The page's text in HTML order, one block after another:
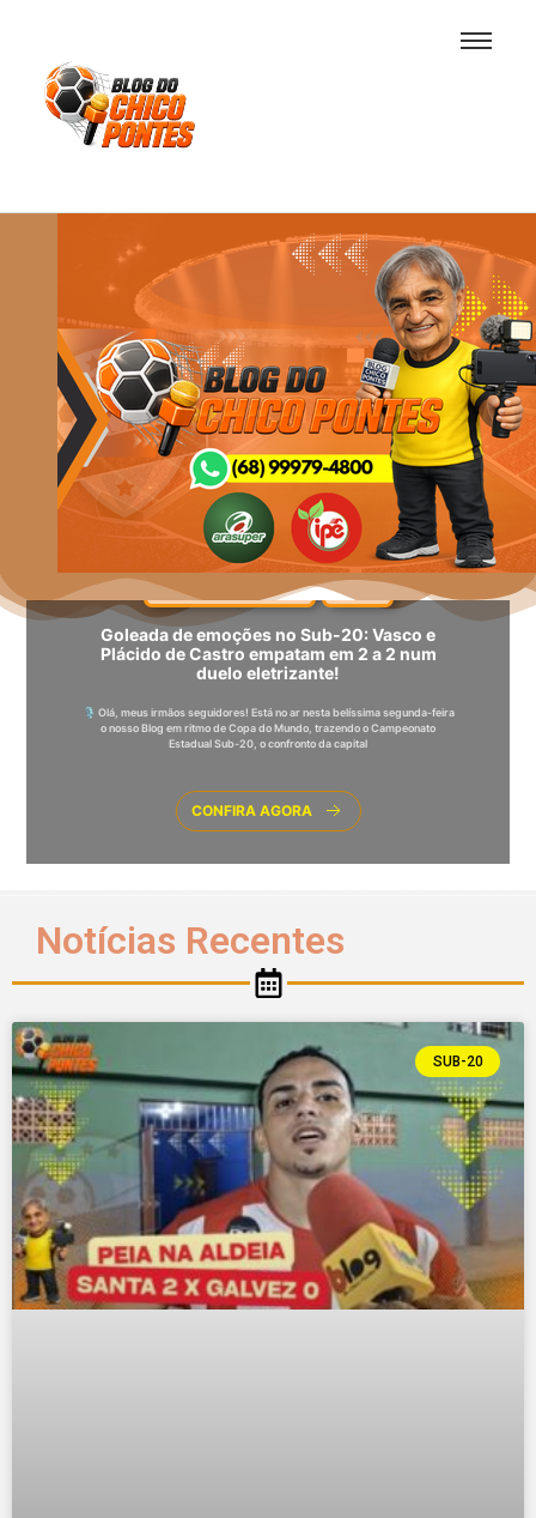
CAMPEONATO ACREANO SUB-20
Goleadade emoções no Sub-20: Vasco e
Plácido de Castro empatam em 2 a 2 num
duelo eletrizante!
🎙️ Olá, meus irmãos seguidores! Está no ar nesta belíssima segunda-feira
o nosso Blog em ritmo de Copa do Mundo, trazendo o Campeonato
Estadual Sub-20, o confronto da capital
CONFIRA AGORA
Notícias Recentes
SUB-20